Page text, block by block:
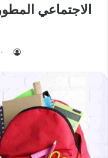
الاجتماعي